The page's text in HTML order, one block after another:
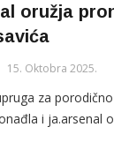
oružja
15. Oktobra 2025.
za
i ja.arsenal